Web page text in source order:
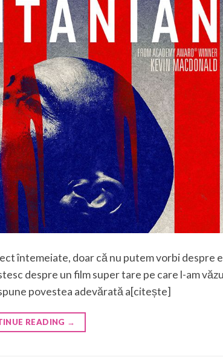
întemeiate, doar că nu putem vorbi despre
despre un film super tare pe care l-am
povestea adevărată a[citește]
READING →